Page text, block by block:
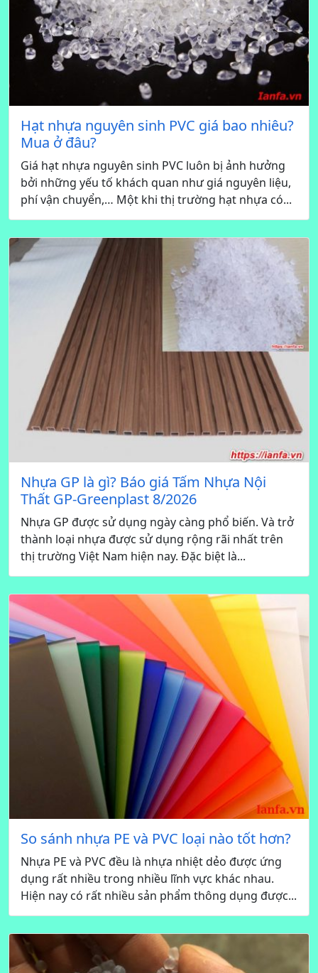
Hạt nhựa nguyên sinh PVC giá bao nhiêu?
Mua ở đâu?
Giá hạt nhựa nguyên sinh PVC luôn bị ảnh hưởng
bởi những yếu tố khách quan như giá nguyên liệu,
phí vận chuyển,… Một khi thị trường hạt nhựa có...
Nhựa GP là gì? Báo giá Tấm Nhựa Nội
Thất GP-Greenplast 8/2026
Nhựa GP được sử dụng ngày càng phổ biến. Và trở
thành loại nhựa được sử dụng rộng rãi nhất trên
thị trường Việt Nam hiện nay. Đặc biệt là...
So sánh nhựa PE và PVC loại nào tốt hơn?
Nhựa PE và PVC đều là nhựa nhiệt dẻo được ứng
dụng rất nhiều trong nhiều lĩnh vực khác nhau.
Hiện nay có rất nhiều sản phẩm thông dụng được...